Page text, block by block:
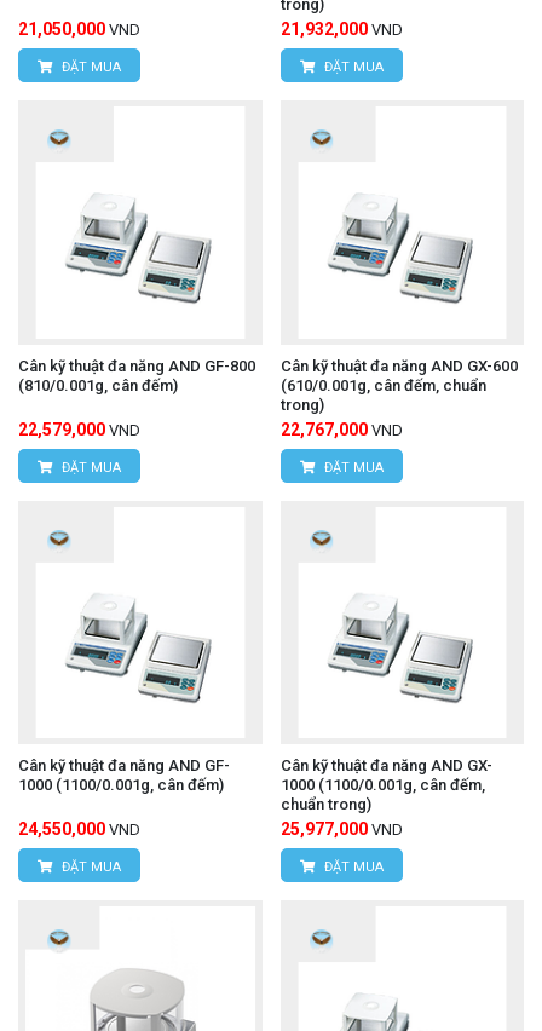
21,050,000 VND
ĐẶT MUA
trong)
21,932,000 VND
ĐẶT MUA
Cân kỹ thuật đa năng AND GF-800
(810/0.001g, cân đếm)
22,579,000 VND
ĐẶT MUA
Cân kỹ thuật đa năng AND GX-600
(610/0.001g, cân đếm, chuẩn
trong)
22,767,000 VND
ĐẶT MUA
Cân kỹ thuật đa năng AND GF-
1000 (1100/0.001g, cân đếm)
24,550,000 VND
ĐẶT MUA
Cân kỹ thuật đa năng AND GX-
1000 (1100/0.001g, cân đếm,
chuẩn trong)
25,977,000 VND
ĐẶT MUA